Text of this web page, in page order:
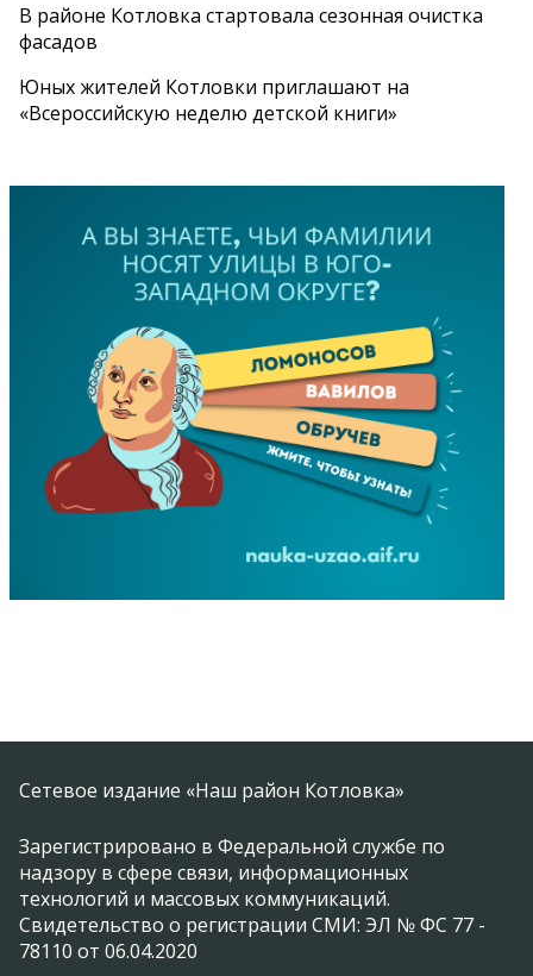
В районе Котловка стартовала сезонная очистка
фасадов
Юных жителей Котловки приглашают на
«Всероссийскую неделю детской книги»
Сетевое издание «Наш район Котловка»
Зарегистрировано в Федеральной службе по
надзору в сфере связи, информационных
технологий и массовых коммуникаций.
Свидетельство о регистрации СМИ: ЭЛ № ФС 77 -
78110 от 06.04.2020